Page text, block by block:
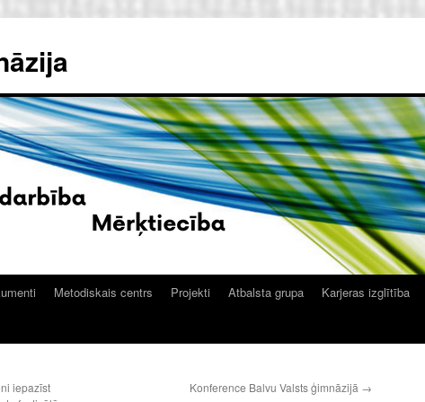
Metodiskais centrs Projekti Atbalsta grupa Karjeras izglītība
iepazīst
Konference Balvu Valsts ģimnāzijā →